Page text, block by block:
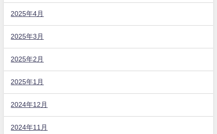
2025年4月
2025年3月
2025年2月
2025年1月
2024年12月
2024年11月